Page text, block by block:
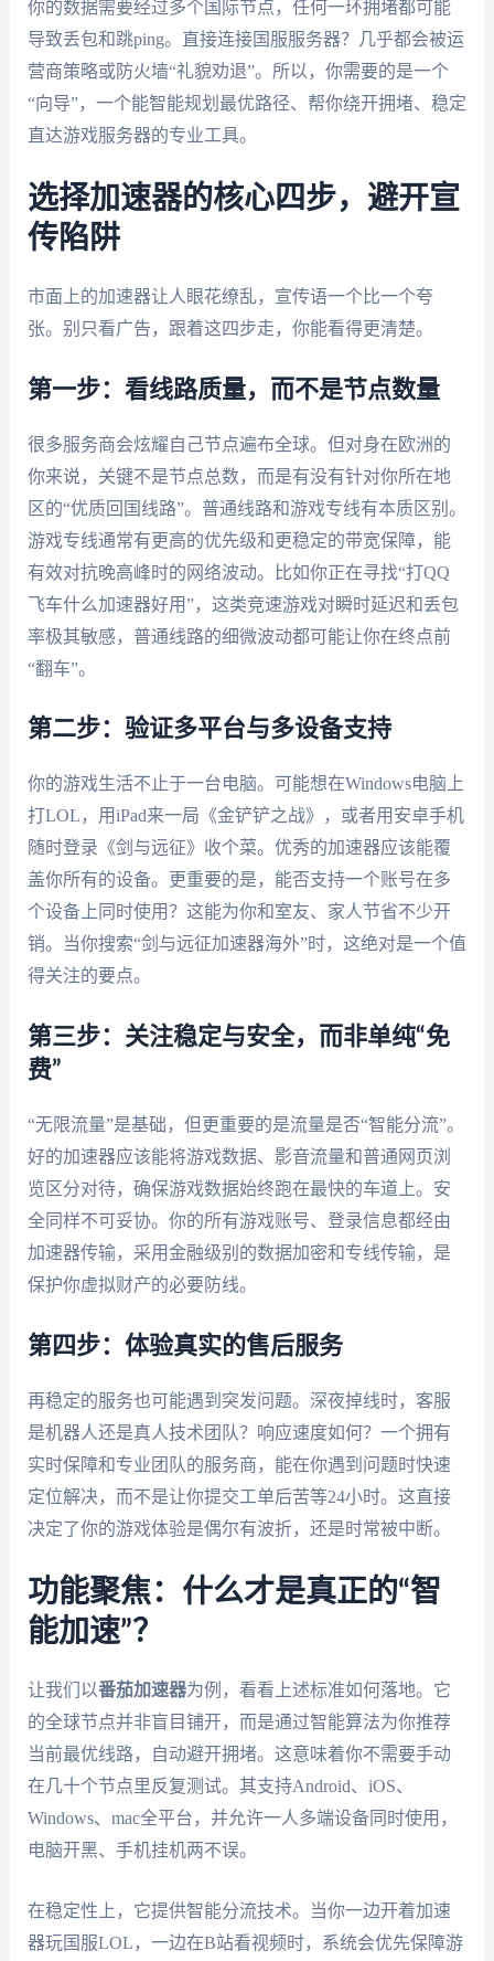
你的数据需要经过多个国际节点，任何一环拥堵都可能
导致丢包和跳ping。直接连接国服服务器？几乎都会被运
营商策略或防火墙“礼貌劝退”。所以，你需要的是一个
“向导”，一个能智能规划最优路径、帮你绕开拥堵、稳定
直达游戏服务器的专业工具。
选择加速器的核心四步，避开宣
传陷阱
市面上的加速器让人眼花缭乱，宣传语一个比一个夸
张。别只看广告，跟着这四步走，你能看得更清楚。
第一步：看线路质量，而不是节点数量
很多服务商会炫耀自己节点遍布全球。但对身在欧洲的
你来说，关键不是节点总数，而是有没有针对你所在地
区的“优质回国线路”。普通线路和游戏专线有本质区别。
游戏专线通常有更高的优先级和更稳定的带宽保障，能
有效对抗晚高峰时的网络波动。比如你正在寻找“打QQ
飞车什么加速器好用”，这类竞速游戏对瞬时延迟和丢包
率极其敏感，普通线路的细微波动都可能让你在终点前
“翻车”。
第二步：验证多平台与多设备支持
你的游戏生活不止于一台电脑。可能想在Windows电脑上
打LOL，用iPad来一局《金铲铲之战》，或者用安卓手机
随时登录《剑与远征》收个菜。优秀的加速器应该能覆
盖你所有的设备。更重要的是，能否支持一个账号在多
个设备上同时使用？这能为你和室友、家人节省不少开
销。当你搜索“剑与远征加速器海外”时，这绝对是一个值
得关注的要点。
第三步：关注稳定与安全，而非单纯“免
费”
“无限流量”是基础，但更重要的是流量是否“智能分流”。
好的加速器应该能将游戏数据、影音流量和普通网页浏
览区分对待，确保游戏数据始终跑在最快的车道上。安
全同样不可妥协。你的所有游戏账号、登录信息都经由
加速器传输，采用金融级别的数据加密和专线传输，是
保护你虚拟财产的必要防线。
第四步：体验真实的售后服务
再稳定的服务也可能遇到突发问题。深夜掉线时，客服
是机器人还是真人技术团队？响应速度如何？一个拥有
实时保障和专业团队的服务商，能在你遇到问题时快速
定位解决，而不是让你提交工单后苦等24小时。这直接
决定了你的游戏体验是偶尔有波折，还是时常被中断。
功能聚焦：什么才是真正的“智
能加速”？
让我们以番茄加速器为例，看看上述标准如何落地。它
的全球节点并非盲目铺开，而是通过智能算法为你推荐
当前最优线路，自动避开拥堵。这意味着你不需要手动
在几十个节点里反复测试。其支持Android、iOS、
Windows、mac全平台，并允许一人多端设备同时使用，
电脑开黑、手机挂机两不误。
在稳定性上，它提供智能分流技术。当你一边开着加速
器玩国服LOL，一边在B站看视频时，系统会优先保障游